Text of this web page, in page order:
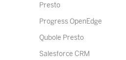
Presto
Progress OpenEdge
Qubole Presto
Salesforce CRM